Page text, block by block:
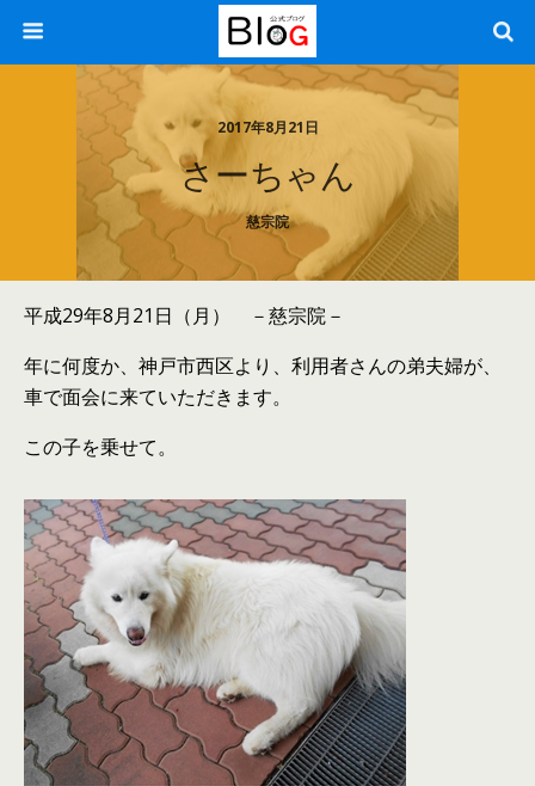
2017年8月21日
さーちゃん
慈宗院
平成29年8月21日（月） －慈宗院－
年に何度か、神戸市西区より、利用者さんの弟夫婦が、
車で面会に来ていただきます。
この子を乗せて。